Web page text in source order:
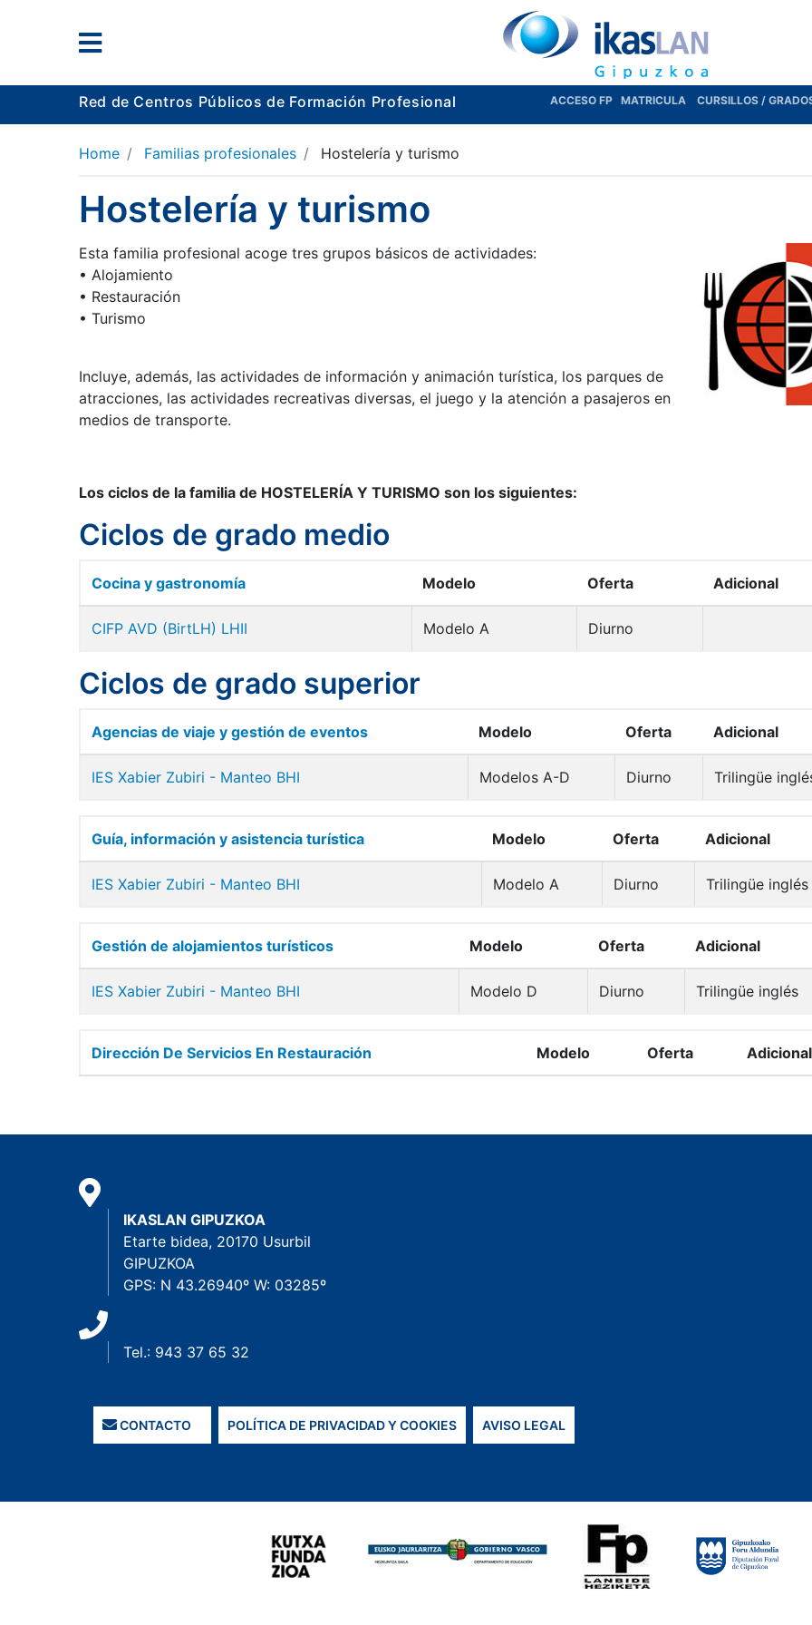
Red de Centros Públicos de Formación Profesional ACCESO FP MATRICULA CURSILLOS /
Home Familias profesionales Hostelería y turismo
Hostelería y turismo
Esta familia profesional acoge tres grupos básicos de actividades:
• Alojamiento
• Restauración
• Turismo
Incluye, además, las actividades de información y animación turística, los parques de
atracciones, las actividades recreativas diversas, el juego y la atención a pasajeros en
medios de transporte.
Los ciclos de la familia de HOSTELERÍA Y TURISMO son los siguientes:
Ciclos de grado medio
Cocina y gastronomía Modelo Oferta Adicional
CIFP AVD (BirtLH) LHII Modelo A Diurno
Ciclos de grado superior
Agencias de viaje y gestión de eventos Modelo Oferta Adicional
IES Xabier Zubiri - Manteo BHI Modelos A-D Diurno Trilingüe
Guía, información y asistencia turística Modelo Oferta Adicional
IES Xabier Zubiri - Manteo BHI Modelo A Diurno Trilingüe inglés
Gestión de alojamientos turísticos Modelo Oferta Adicional
IES Xabier Zubiri - Manteo BHI Modelo D Diurno Trilingüe inglés
Dirección De Servicios En Restauración Modelo Oferta Adicional
IKASLAN GIPUZKOA
Etarte bidea, 20170 Usurbil
GIPUZKOA
GPS: N 43.26940º W: 03285º
Tel.: 943 37 65 32
CONTACTO POLÍTICA DE PRIVACIDAD Y COOKIES AVISO LEGAL